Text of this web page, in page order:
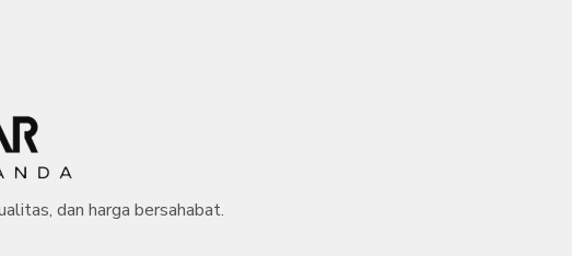
dan harga bersahabat.